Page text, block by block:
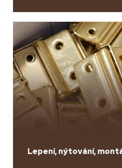
Lepení, nýtování,